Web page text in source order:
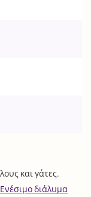
και γάτες.
διάλυμα